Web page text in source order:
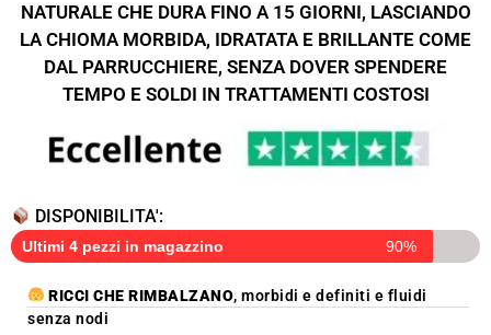
NATURALE CHE DURA FINO A 15 GIORNI, LASCIANDO
LA CHIOMA MORBIDA, IDRATATA E BRILLANTE COME
DAL PARRUCCHIERE, SENZA DOVER SPENDERE
TEMPO E SOLDI IN TRATTAMENTI COSTOSI
DISPONIBILITA':
Ultimi 4 pezzi in magazzino 90%
RICCI CHE RIMBALZANO, morbidi e definiti e fluidi
senza nodi